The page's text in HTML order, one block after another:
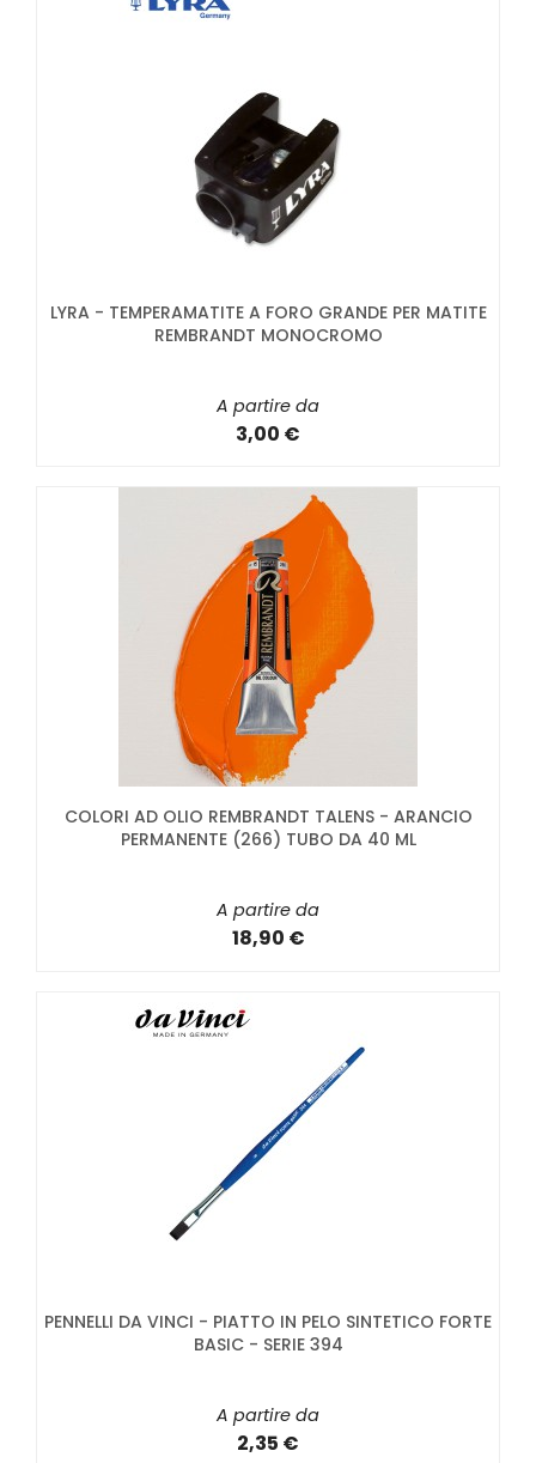
LYRA - TEMPERAMATITE A FORO GRANDE PER MATITE
REMBRANDT MONOCROMO
A partire da
3,00 €
COLORI AD OLIO REMBRANDT TALENS - ARANCIO
PERMANENTE (266) TUBO DA 40 ML
A partire da
18,90 €
PENNELLI DA VINCI - PIATTO IN PELO SINTETICO FORTE
BASIC - SERIE 394
A partire da
2,35 €